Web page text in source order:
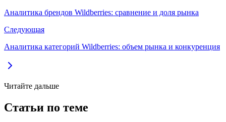
Аналитика брендов Wildberries: сравнение и доля рынка
Следующая
Аналитика категорий Wildberries: объем рынка и конкуренция
Читайте дальше
Статьи по теме